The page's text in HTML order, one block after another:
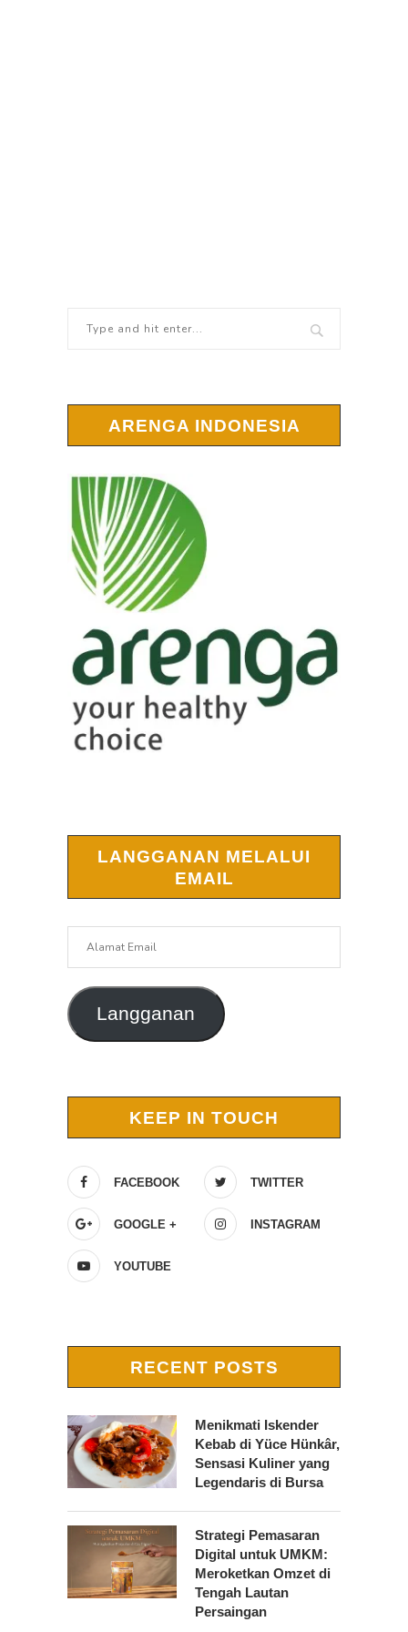
ARENGA INDONESIA
LANGGANAN MELALUI
EMAIL
Langganan
KEEP IN TOUCH
FACEBOOK TWITTER
GOOGLE + INSTAGRAM
YOUTUBE
RECENT POSTS
Menikmati Iskender
Kebab di Yüce Hünkâr,
Sensasi Kuliner yang
Legendaris di Bursa
Strategi Pemasaran
Digital untuk UMKM:
Meroketkan Omzet di
Tengah Lautan
Persaingan